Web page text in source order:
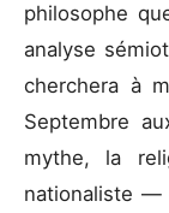
philosophe
analyse
cherchera à
Septembre
mythe, la
nationaliste —